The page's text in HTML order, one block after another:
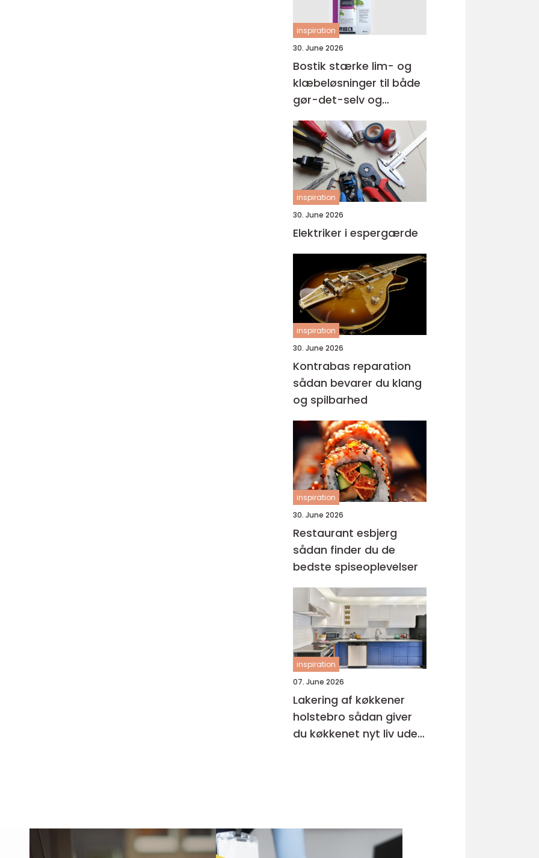
inspiration
30. June 2026
Bostik stærke lim- og
klæbeløsninger til både
gør-det-selv og
professionelle
inspiration
30. June 2026
Elektriker i espergærde
inspiration
30. June 2026
Kontrabas reparation
sådan bevarer du klang
og spilbarhed
inspiration
30. June 2026
Restaurant esbjerg
sådan finder du de
bedste spiseoplevelser
inspiration
07. June 2026
Lakering af køkkener
holstebro sådan giver
du køkkenet nyt liv uden